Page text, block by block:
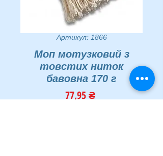
Артикул: 1866
Моп мотузковий з
товстих ниток
бавовна 170 г
77,95 ₴Ціна